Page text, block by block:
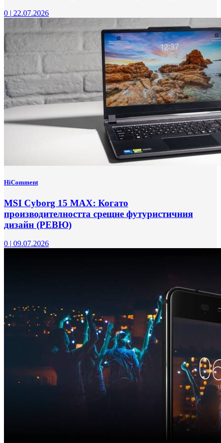
0 | 22.07.2026
HiComment
MSI Cyborg 15 MAX: Когато
производителността срещне футуристичния
дизайн (РЕВЮ)
0 | 09.07.2026